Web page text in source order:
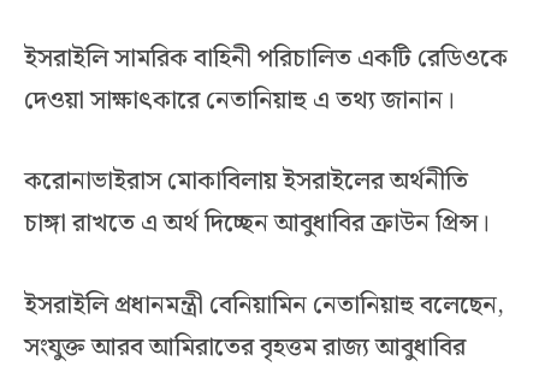
ইসরাইলি সামরিক বাহিনী পরিচালিত একটি রেডিওকে
দেওয়া সাক্ষাৎকারে নেতানিয়াহু এ তথ্য জানান।
করোনাভাইরাস মোকাবিলায় ইসরাইলের অর্থনীতি
চাঙ্গা রাখতে এ অর্থ দিচ্ছেন আবুধাবির ক্রাউন প্রিন্স।
ইসরাইলি প্রধানমন্ত্রী বেনিয়ামিন নেতানিয়াহু বলেছেন,
সংযুক্ত আরব আমিরাতের বৃহত্তম রাজ্য আবুধাবির